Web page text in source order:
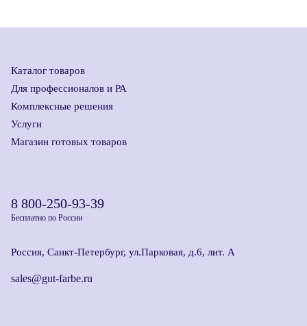
Каталог товаров
Для профессионалов и РА
Комплексные решения
Услуги
Магазин готовых товаров
8 800-250-93-39
Бесплатно по России
Россия, Санкт-Петербург, ул.Парковая, д.6, лит. А
sales@gut-farbe.ru